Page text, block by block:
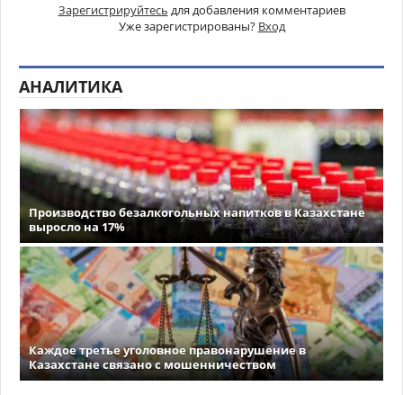
Зарегистрируйтесь для добавления комментариев
Уже зарегистрированы? Вход
АНАЛИТИКА
Производство безалкогольных напитков в Казахстане
выросло на 17%
Каждое третье уголовное правонарушение в
Казахстане связано с мошенничеством